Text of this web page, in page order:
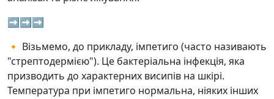
➡️➡️➡️
🔸 Візьмемо, до прикладу, імпетиго (часто називають
"стрептодермією"). Це бактеріальна інфекція, яка
призводить до характерних висипів на шкірі.
Температура при імпетиго нормальна, ніяких інших